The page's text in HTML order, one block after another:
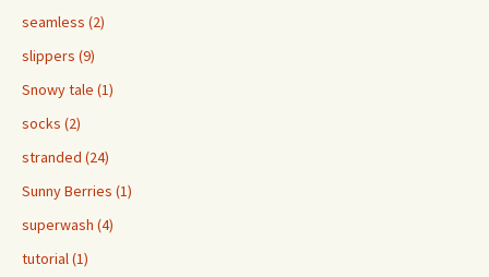
seamless (2)
slippers (9)
Snowy tale (1)
socks (2)
stranded (24)
Sunny Berries (1)
superwash (4)
tutorial (1)